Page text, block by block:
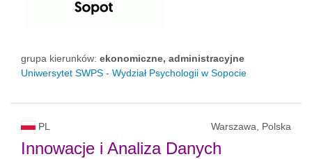
grupa kierunków: ekonomiczne, administracyjne
Uniwersytet SWPS - Wydział Psychologii w Sopocie
PL Warszawa, Polska
Innowacje i Analiza Danych